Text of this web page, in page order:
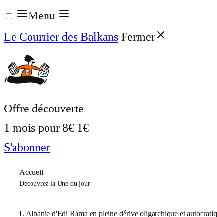
Aller
au
contenu
Menu
Le Courrier des Balkans Fermer
Offre découverte
1 mois pour 8€ 1€
S'abonner
Accueil
Découvrez la Une du jour
L'Albanie d'Edi Rama en pleine dérive oligarchique et